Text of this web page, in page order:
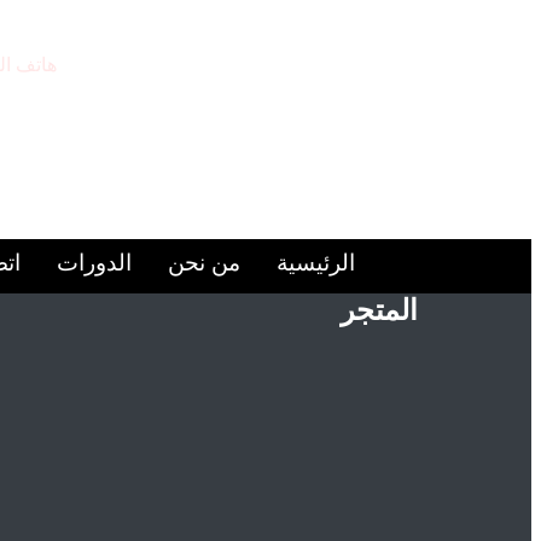
هاتف
الرئيسية من نحن الدورات
المتجر